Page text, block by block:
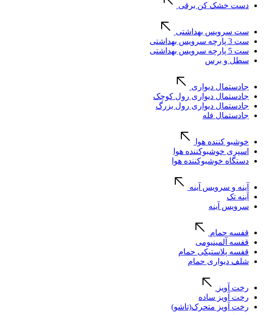
دست خشک کن برقی
ست سرویس بهداشتی
ست 3 پارچه سرویس بهداشتی
ست 5 پارچه سرویس بهداشتی
سطل و برس
جادستمال دیواری
جادستمال دیواری رول کوچک
جادستمال دیواری رول بزرگ
جادستمال فله
خوشبو کننده هوا
اسپری خوشبوکننده هوا
دستگاه خوشبوکننده هوا
آینه و سرویس آینه
آینه تک
سرویس آینه
قفسه حمام
قفسه آلمینیومی
قفسه پلاستیکی حمام
شلف دیواری حمام
رخت آویز
رخت آویز ساده
رخت آویز متحرک(تاشو)